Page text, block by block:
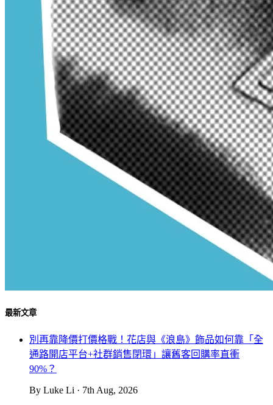
最新文章
別再靠降價打價格戰！花店與《浪島》飾品如何靠「全
通路開店平台+社群銷售閉環」讓舊客回購率直衝
90%？
By Luke Li · 7th Aug, 2026